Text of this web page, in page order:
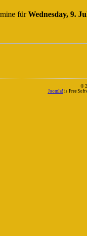
fürWednesday, 9.
©
Joomla! is Free